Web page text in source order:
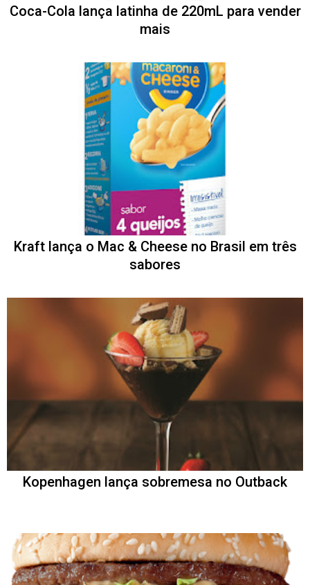
Coca-Cola lança latinha de 220mL para vender
mais
Kraft lança o Mac & Cheese no Brasil em três
sabores
Kopenhagen lança sobremesa no Outback